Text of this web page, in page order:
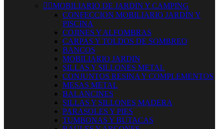
 MOBILIARIO DE JARDIN Y CAMPING
CONFECCION MOBILIARIO JARDÍN Y
PISCINA
COJINES Y ALFOMBRAS
CARPAS Y TOLDOS DE SOMBREO
BANCOS
MOBILIARIO JARDIN
SILLAS Y SILLONES METAL
CONJUNTOS RESINA Y COMPLEMENTOS
MESAS METAL
BALANCINES
SILLAS Y SILLONES MADERA
PARASOLES Y PIES
TUMBONAS Y BUTACAS